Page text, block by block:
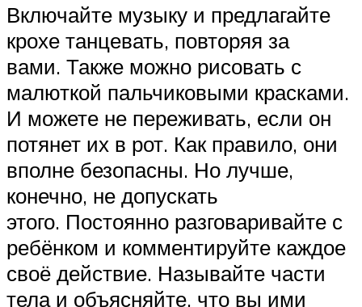
Включайте музыку и предлагайте
крохе танцевать, повторяя за
вами. Также можно рисовать с
малюткой пальчиковыми красками.
И можете не переживать, если он
потянет их в рот. Как правило, они
вполне безопасны. Но лучше,
конечно, не допускать
этого. Постоянно разговаривайте с
ребёнком и комментируйте каждое
своё действие. Называйте части
тела и объясняйте, что вы ими